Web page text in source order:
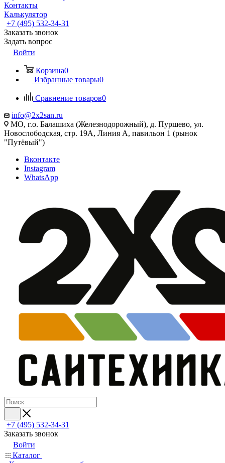
Контакты
Калькулятор
+7 (495) 532‑34‑31
Заказать звонок
Задать вопрос
Войти
Корзина0
Избранные товары0
Сравнение товаров0
info@2x2san.ru
МО, г.о. Балашиха (Железнодорожный), д. Пуршево, ул.
Новослободская, стр. 19А, Линия А, павильон 1 (рынок
"Путёвый")
Вконтакте
Instagram
WhatsApp
+7 (495) 532‑34‑31
Заказать звонок
Войти
Каталог